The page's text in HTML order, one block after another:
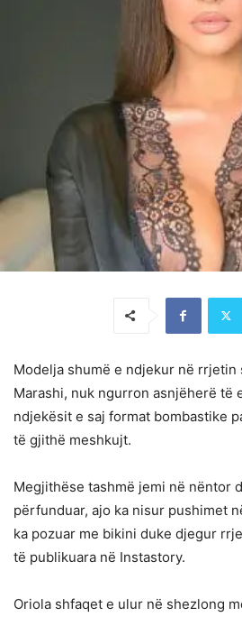
Modelja shumë e ndjekur në rrjetin
Marashi, nuk ngurron asnjëherë të
ndjekësit e saj format bombastike
të gjithë meshkujt.
Megjithëse tashmë jemi në nëntor
përfunduar, ajo ka nisur pushimet
ka pozuar me bikini duke djegur
të publikuara në Instastory.
Oriola shfaqet e ulur në shezlong